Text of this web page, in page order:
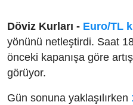
Döviz Kurları - Euro/TL
yönünü netleştirdi. Saat
önceki kapanışa göre
görüyor.
Gün sonuna yaklaşılırken